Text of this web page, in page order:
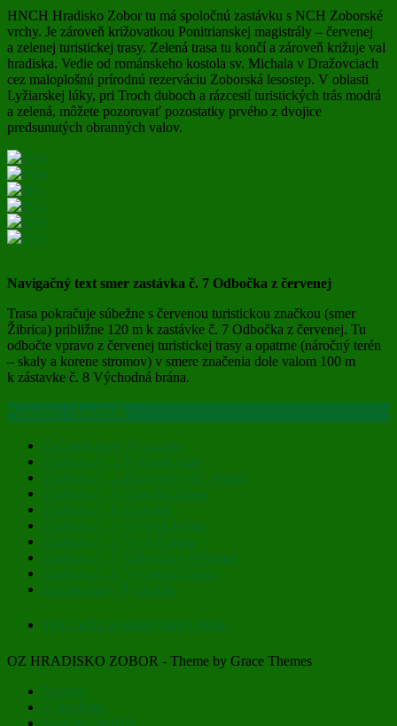
HNCH Hradisko Zobor tu má spoločnú zastávku s NCH Zoborské
vrchy. Je zároveň križovatkou Ponitrianskej magistrály – červenej
a zelenej turistickej trasy. Zelená trasa tu končí a zároveň križuje val
hradiska. Vedie od románskeho kostola sv. Michala v Dražovciach
cez maloplošnú prírodnú rezerváciu Zoborská lesostep. V oblasti
Lyžiarskej lúky, pri Troch duboch a rázcestí turistických trás modrá
a zelená, môžete pozorovať pozostatky prvého z dvojice
predsunutých obranných valov.
Navigačný text smer zastávka č. 7 Odbočka z červenej
Trasa pokračuje súbežne s červenou turistickou značkou (smer
Žibrica) približne 120 m k zastávke č. 7 Odbočka z červenej. Tu
odbočte vpravo z červenej turistickej trasy a opatrne (náročný terén
– skaly a korene stromov) v smere značenia dole valom 100 m
k zástavke č. 8 Východná brána.
Náučný chodník
Začiatok trasy: Pyramída
Zastávka č. 1: Počiatok valu
Zastávka č. 2: Rázcestie val – modrá
Zastávka č. 3: Západná brána
Zástavka č. 4: Cisterna
Zastávka č. 5: Severná brána
Zastávka č. 6: Vrch Zobora
Zastávka č. 7: Odbočka z červenej
Zastávka č. 8: Východná brána
Koniec trasy: Pyramída
VYTLAČTE SI SPRIEVODCU (PDF)
OZ HRADISKO ZOBOR - Theme by Grace Themes
Domov
O hradisku
Náučný chodník